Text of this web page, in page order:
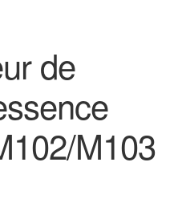
de
M103